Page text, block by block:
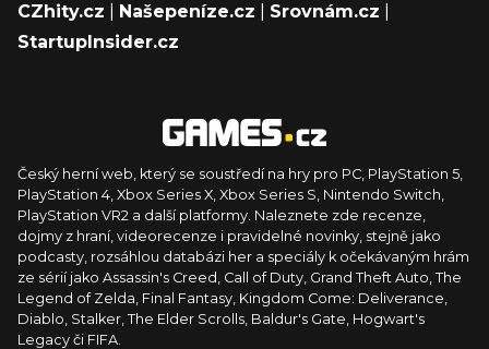
CZhity.cz
Našepeníze.cz Srovnám.cz
StartupInsider.cz
Český herní web, který se soustředí na hry pro PC, PlayStation 5,
PlayStation 4, Xbox Series X, Xbox Series S, Nintendo Switch,
PlayStation VR2 a další platformy. Naleznete zde recenze,
dojmy z hraní, videorecenze i pravidelné novinky, stejně jako
podcasty, rozsáhlou databázi her a speciály k očekávaným hrám
ze sérií jako Assassin's Creed, Call of Duty, Grand Theft Auto, The
Legend of Zelda, Final Fantasy, Kingdom Come: Deliverance,
Diablo, Stalker, The Elder Scrolls, Baldur's Gate, Hogwart's
Legacy či FIFA.